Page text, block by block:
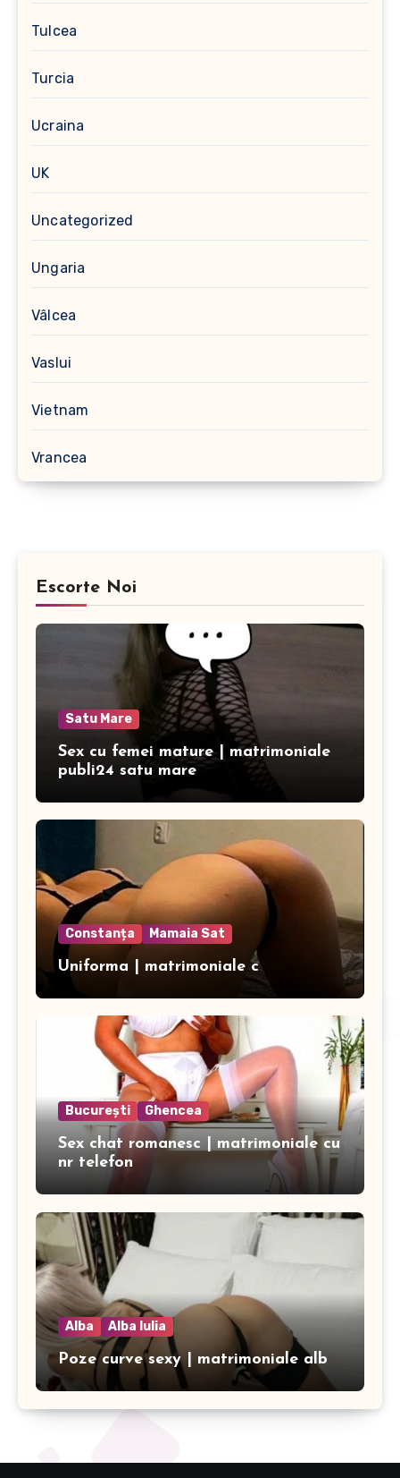
Tulcea
Turcia
Ucraina
UK
Uncategorized
Ungaria
Vâlcea
Vaslui
Vietnam
Vrancea
Escorte Noi
Satu Mare
Sex cu femei mature | matrimoniale
publi24 satu mare
Constanța Mamaia Sat
Uniforma | matrimoniale c
București Ghencea
Sex chat romanesc | matrimoniale cu
nr telefon
Alba Alba Iulia
Poze curve sexy | matrimoniale alb